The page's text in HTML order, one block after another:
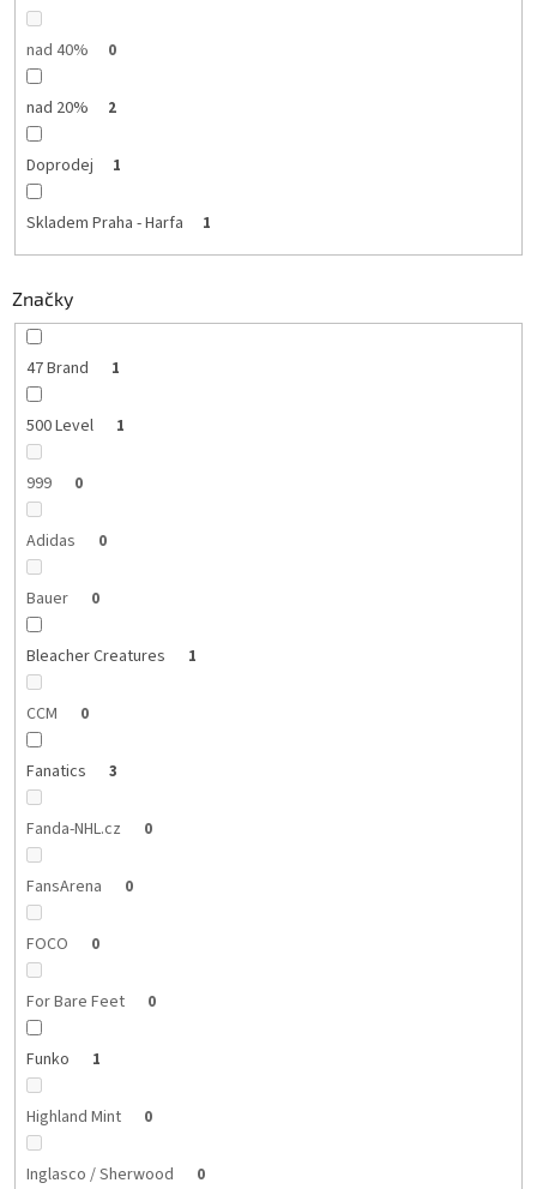
nad 40% 0
nad 20% 2
Doprodej 1
Skladem Praha - Harfa 1
Značky
47 Brand 1
500 Level 1
999 0
Adidas 0
Bauer 0
Bleacher Creatures 1
CCM 0
Fanatics 3
Fanda-NHL.cz 0
FansArena 0
FOCO 0
For Bare Feet 0
Funko 1
Highland Mint 0
Inglasco / Sherwood 0